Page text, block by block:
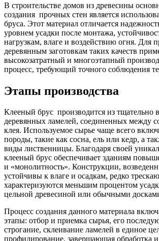
В строительстве домов из древесины
создания прочных стен является
бруса. Этот материал отличается
уровнем усадки после монтажа,
нагрузкам, влаге и воздействию огня. Для
деревянным заготовкам таких качеств
высокозатратный и многоэтапный
процесс, требующий точного соблюдения
Этапы производства
Клееный брус производится из тщательно
деревянных ламелей, соединенных между
клея. Используемое сырье чаще всего
породы, такие как сосна, ель или кедр, а
виды лиственницы. Благодаря своей
клееный брус обеспечивает зданиям
и «монолитность». Конструкции,
устойчивы к влаге и осадкам, редко
характеризуются меньшим процентом
цельной древесиной или обычными
Процесс создания данного материала
этапы: отбор и приемка сырья, его
строгание, склеивание ламелей в единое
профилирование, завершающая обработка